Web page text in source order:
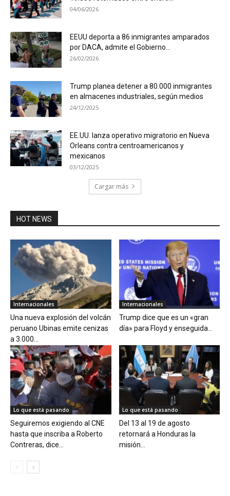
04/06/2026
EEUU deporta a 86 inmigrantes amparados
por DACA, admite el Gobierno...
26/02/2026
Trump planea detener a 80.000 inmigrantes
en almacenes industriales, según medios
24/12/2025
EE.UU. lanza operativo migratorio en Nueva
Orleans contra centroamericanos y
mexicanos
03/12/2025
Cargar más
HOT NEWS
Internacionales
Una nueva explosión del volcán
peruano Ubinas emite cenizas
a 3.000...
Internacionales
Trump dice que es un «gran
día» para Floyd y enseguida...
Lo que está pasando
Seguiremos exigiendo al CNE
hasta que inscriba a Roberto
Contreras, dice...
Lo que está pasando
Del 13 al 19 de agosto
retornará a Honduras la
misión...